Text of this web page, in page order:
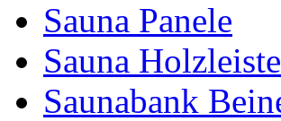
Sauna Panele
Sauna
Saunabank